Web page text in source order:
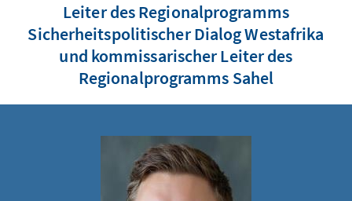
Leiter des Regionalprogramms
Sicherheitspolitischer Dialog Westafrika
und kommissarischer Leiter des
Regionalprogramms Sahel